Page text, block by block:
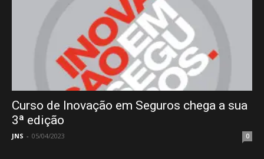
Curso de Inovação em Seguros chega a sua
3ª edição
JNS - 05/04/2023 0